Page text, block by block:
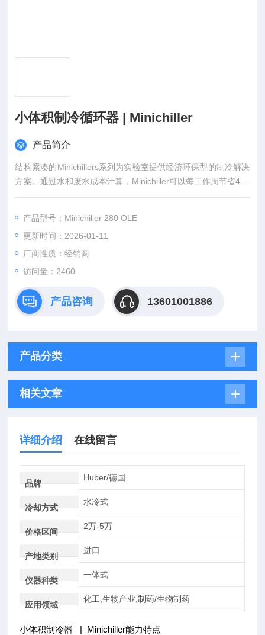
小体积制冷循环器 | Minichiller
产品简介
结构紧凑的Minichillers系列为实验室提供经济环保型的制冷解决
方案。通过水和废水成本计算，Minichiller可以每工作周节省480
00升水。投资少，见效快。占地面积小 可放置在实验台上使
换热器等。提供持续稳定的温度，压力和流量，可在周围环境温
度Z高到40°C下连续工作。经济型制冷器带有大尺寸温度显示
器，填充液位指示器以及LED显示
产品型号：Minichiller 280 OLE
更新时间：2026-01-11
厂商性质：经销商
访问量：2460
产品咨询 13601001886
产品分类
相关文章
详细介绍 在线留言
品牌
Huber/德国
冷却方式
水冷式
价格区间
2万-5万
产地类别
进口
仪器种类
一体式
应用领域
化工,生物产业,制药/生物制药
小体积制冷器 | Minichiller能力特点